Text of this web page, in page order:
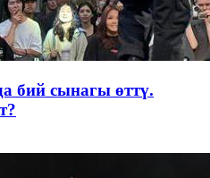
бий сынагы өттү.